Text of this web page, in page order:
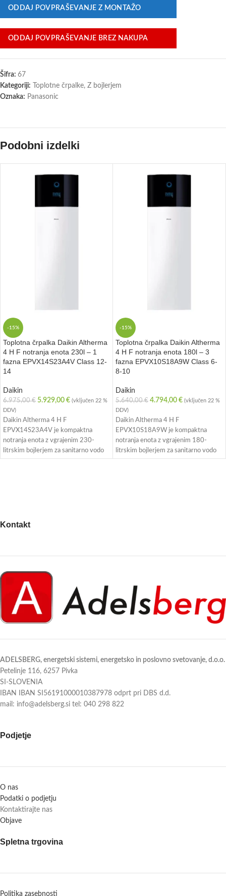
ODDAJ POVPRAŠEVANJE Z MONTAŽO
ODDAJ POVPRAŠEVANJE BREZ NAKUPA
Šifra: 67
Kategoriji:
Toplotne črpalke, Z bojlerjem
Oznaka: Panasonic
Podobni izdelki
-15%
Toplotna črpalka Daikin Altherma
4 H F notranja enota 230l – 1
fazna EPVX14S23A4V Class 12-
14
Daikin
6.975,00€ 5.929,00 € (vključen 22 %
DDV)
Daikin Altherma 4 H F
EPVX14S23A4V je kompaktna
notranja enota z vgrajenim 230-
litrskim bojlerjem za sanitarno vodo
🚿. Namenjena je 1-faznim sistemom
sodoben dizajn, primeren za
-15%
Toplotna črpalka Daikin Altherma
4 H F notranja enota 180l – 3
fazna EPVX10S18A9W Class 6-
8-10
Daikin
5.640,00€ 4.794,00 € (vključen 22 %
DDV)
Daikin Altherma 4 H F
EPVX10S18A9W je kompaktna
notranja enota z vgrajenim 180-
litrskim bojlerjem za sanitarno vodo
🚿. Namenjena je 3-faznim sistemom
Kontakt
ADELSBERG, energetski sistemi, energetsko in poslovno svetovanje, d.o.o.
Petelinje 116, 6257 Pivka
SI-SLOVENIA
IBAN IBAN SI56191000010387978 odprt pri DBS d.d.
mail: info@adelsberg.si tel: 040 298 822
Podjetje
O nas
Podatki o podjetju
Kontaktirajte nas
Objave
Spletna trgovina
Politika zasebnosti